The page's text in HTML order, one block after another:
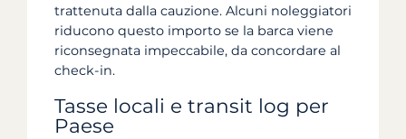
trattenuta dalla cauzione. Alcuni noleggiatori
riducono questo importo se la barca viene
riconsegnata impeccabile, da concordare al
check-in.
Tasse locali e transit log per
Paese